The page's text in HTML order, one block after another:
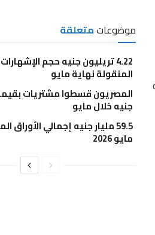
موضوعاتمتعلقة
4.22 تريليون جنيه حجم
المنقولة نهاية مايو
جنيه خلال مايو
59.5 مليار جنيه إجمالي
مايو 2026